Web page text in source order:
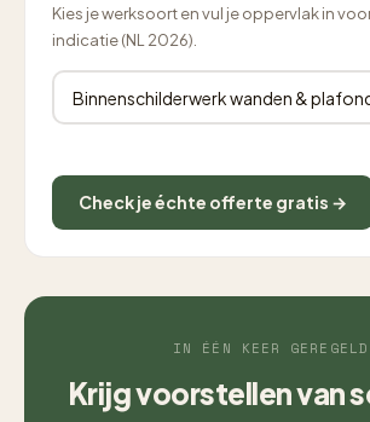
Kies je werksoort en vul je oppervlak in
indicatie (NL 2026).
Check je échte offerte gratis →
IN ÉÉN KEER GEREGELD
Krijg voorstellen van